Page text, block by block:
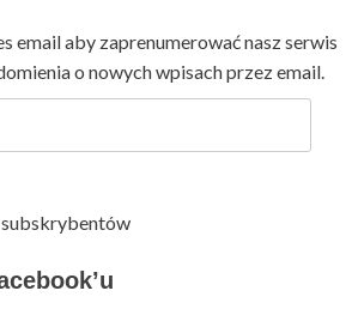
email aby zaprenumerować nasz serwis
o nowych wpisach przez email.
subskrybentów